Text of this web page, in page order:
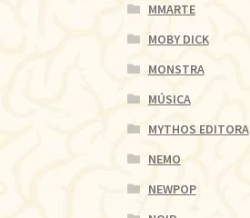
MMARTE
MOBY DICK
MONSTRA
MÚSICA
MYTHOS EDITORA
NEMO
NEWPOP